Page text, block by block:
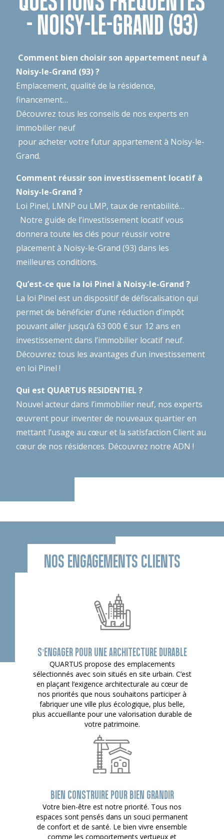
- NOISY-LE-GRAND (93)
Comment bien choisir son appartement neuf à
Noisy-le-Grand (93) ?
Emplacement, qualité de la résidence,
financement…
Découvrez tous les conseils de nos experts en
immobilier neuf
pour acheter votre futur appartement à Noisy-le-
Grand.
Comment réussir son investissement locatif à
Noisy-le-Grand ?
Loi Pinel, LMNP ou LMP, taux de rentabilité…
Notre guide de l’investissement locatifvous
donnera toute les clés pour réussir votre
placement à Noisy-le-Grand (93) dans les
meilleures conditions.
Qu’est-ce que la loi Pinel à Noisy-le-Grand ?
La loi Pinel est un dispositif de défiscalisation qui
permet de bénéficier d’une réduction d’impôt
pouvant aller jusqu’à 63 000 € sur 12 ans en
investissement dans l’immobilier locatif neuf.
Découvrez tous les avantages d’un investissement
en loi Pinel !
Qui est QUARTUS RESIDENTIEL ?
Nouvel acteur dans l’immobilier neuf, nos experts
œuvrent pour inventer de nouveaux quartier en
mettant l’usage au cœur et la satisfaction Client au
cœur de nos résidences. Découvrez notre ADN !
NOS ENGAGEMENTS CLIENTS
S’ENGAGER POUR UNE ARCHITECTURE DURABLE
QUARTUS propose des emplacements
sélectionnés avec soin situés en site urbain. C’est
en plaçant l’exigence architecturale au cœur de
nos priorités que nous souhaitons participer à
fabriquer une ville plus écologique, plus belle,
plus accueillante pour une valorisation durable de
votre patrimoine.
BIEN CONSTRUIRE POUR BIEN GRANDIR
Votre bien-être est notre priorité. Tous nos
espaces sont pensés dans un souci permanent
de confort et de santé. Le bien vivre ensemble
comme les comportements vertueux et